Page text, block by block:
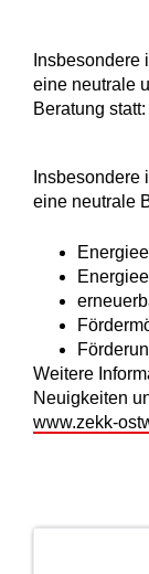
eine neutrale
Beratung statt:
eine neutrale
Weitere
Neuigkeiten
www.zekk-